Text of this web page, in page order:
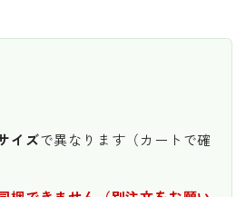
イズで異なります（カートで確